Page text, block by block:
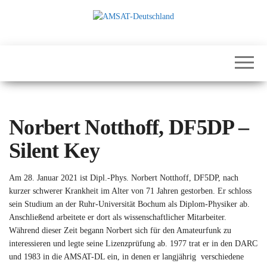
Education
Norbert Notthoff, DF5DP –
Silent Key
Am 28. Januar 2021 ist Dipl.-Phys. Norbert Notthoff, DF5DP, nach
kurzer schwerer Krankheit im Alter von 71 Jahren gestorben. Er schloss
sein Studium an der Ruhr-Universität Bochum als Diplom-Physiker ab.
Anschließend arbeitete er dort als wissenschaftlicher Mitarbeiter.
Während dieser Zeit begann Norbert sich für den Amateurfunk zu
interessieren und legte seine Lizenzprüfung ab. 1977 trat er in den DARC
und 1983 in die AMSAT-DL ein, in denen er langjährig verschiedene